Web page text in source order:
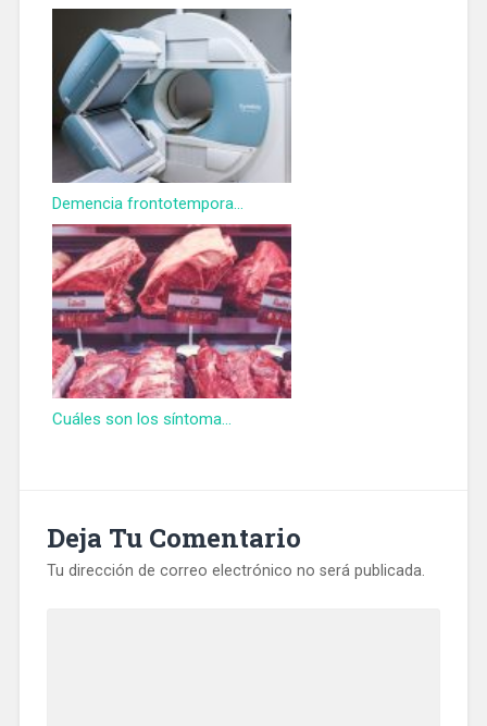
Demencia frontotempora...
Cuáles son los síntoma...
Deja Tu Comentario
Tu dirección de correo electrónico no será publicada.